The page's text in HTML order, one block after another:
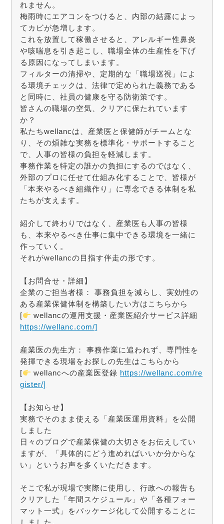
れません。
梅雨時にエアコンをつけると、内部の結露によっ
てカビが急増します。
これを放置して稼働させると、アレルギー性鼻炎
や咳喘息を引き起こし、職場全体の生産性を下げ
る原因になってしまいます。
フィルターの清掃や、定期的な「職場巡視」によ
る環境チェックは、法律で定められた義務である
と同時に、社員の健康を守る防衛策です。
皆さんの職場の空気、クリアに保たれています
か？
私たちwellancは、産業医と保健師がチームとな
り、その煩雑な実務を標準化・サポートすること
で、人事の皆様の負担を軽減します。
事務作業を特定の誰かの負担にするのではなく、
外部のプロに任せて仕組み化することで、皆様が
「本来やるべき組織作り」に専念できる体制を私
たちが支えます。
紹介して終わりではなく、産業医も人事の皆様
も、本来やるべき仕事に集中できる環境を一緒に
作っていく。
それがwellancの目指す伴走の形です。
【お問合せ・詳細】
企業のご担当者様： 事務負担を減らし、実効性の
ある産業保健体制を構築したい方はこちらから
[
wellancの運用支援・産業医紹介サービス詳細
https://wellanc.com/]
産業医の先生方： 事務作業に追われず、専門性を
発揮できる現場をお探しの先生はこちらから
[
wellancへの産業医登録 https://wellanc.com/re
gister/]
【お知らせ】
実務でそのまま使える「産業医運用資料」を公開
しました
日々のブログで産業保健の大切さをお伝えしてい
ますが、「具体的にどう進めればいいか分からな
い」というお声を多くいただきます。
そこで私が現場で実際に使用し、行政への報告も
クリアした「年間スケジュール」や「各種フォー
マット一式」をパッケージ化して公開することに